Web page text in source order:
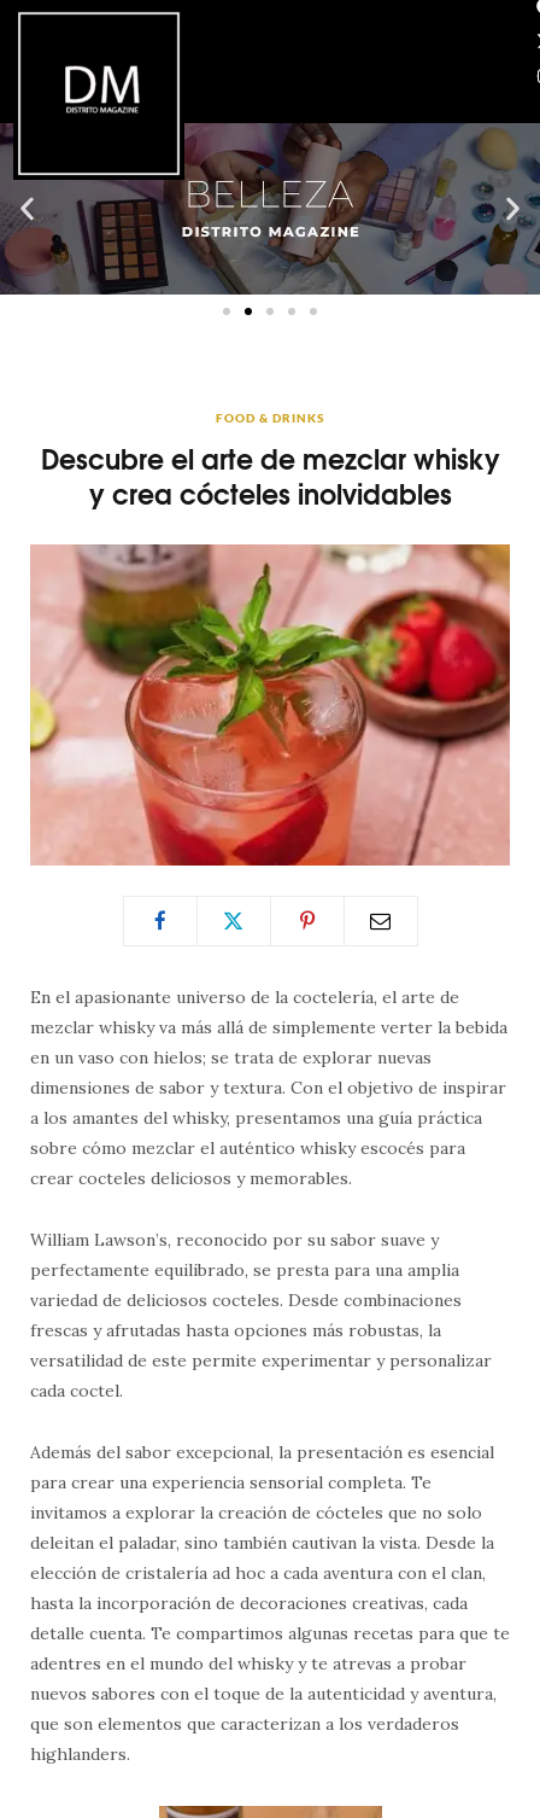
FOOD & DRINKS
Descubre el arte de mezclar whisky
y crea cócteles inolvidables
En el apasionante universo de la coctelería, el arte de
mezclar whisky va más allá de simplemente verter la bebida
en un vaso con hielos; se trata de explorar nuevas
dimensiones de sabor y textura. Con el objetivo de inspirar
a los amantes del whisky, presentamos una guía práctica
sobre cómo mezclar el auténtico whisky escocés para
crear cocteles deliciosos y memorables.
William Lawson’s, reconocido por su sabor suave y
perfectamente equilibrado, se presta para una amplia
variedad de deliciosos cocteles. Desde combinaciones
frescas y afrutadas hasta opciones más robustas, la
versatilidad de este permite experimentar y personalizar
cada coctel.
Además del sabor excepcional, la presentación es esencial
para crear una experiencia sensorial completa. Te
invitamos a explorar la creación de cócteles que no solo
deleitan el paladar, sino también cautivan la vista. Desde la
elección de cristalería ad hoc a cada aventura con el clan,
hasta la incorporación de decoraciones creativas, cada
detalle cuenta. Te compartimos algunas recetas para que te
adentres en el mundo del whisky y te atrevas a probar
nuevos sabores con el toque de la autenticidad y aventura,
que son elementos que caracterizan a los verdaderos
highlanders.